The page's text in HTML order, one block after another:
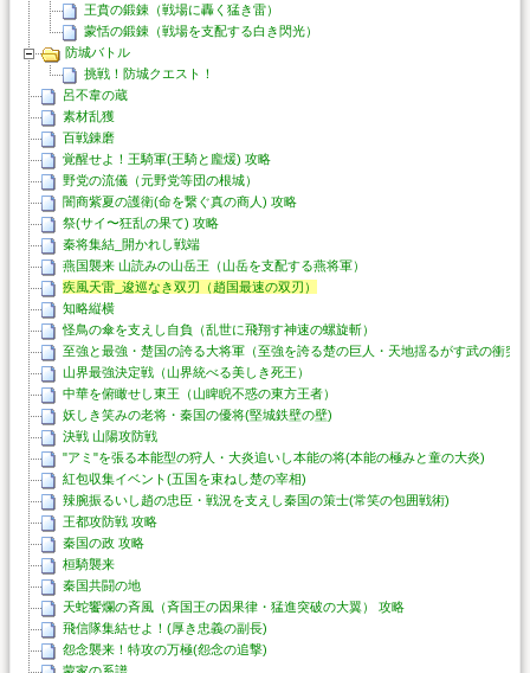
王賁の鍛錬（戦場に轟く猛き雷）
蒙恬の鍛錬（戦場を支配する白き閃光）
防城バトル
挑戦！防城クエスト！
呂不韋の蔵
素材乱獲
百戦錬磨
覚醒せよ！王騎軍(王騎と龐煖) 攻略
野党の流儀（元野党等団の根城）
闇商紫夏の護衛(命を繋ぐ真の商人) 攻略
祭(サイ〜狂乱の果て) 攻略
秦将集結_開かれし戦端
燕国襲来 山読みの山岳王（山岳を支配する燕将軍）
疾風天雷_逡巡なき双刃（趙国最速の双刃）
知略縦横
怪鳥の傘を支えし自負（乱世に飛翔す神速の螺旋斬）
至強と最強・楚国の誇る大将軍（至強を誇る楚の巨人・天地揺るがす武の衝突）
山界最強決定戦（山界統べる美しき死王）
中華を俯瞰せし東王（山睥睨不惑の東方王者）
妖しき笑みの老将・秦国の優将(堅城鉄壁の壁)
決戦 山陽攻防戦
"アミ"を張る本能型の狩人・大炎追いし本能の将(本能の極みと童の大炎)
紅包収集イベント(五国を束ねし楚の宰相)
辣腕振るいし趙の忠臣・戦況を支えし秦国の策士(常笑の包囲戦術)
王都攻防戦 攻略
秦国の政 攻略
桓騎襲来
秦国共闘の地
天蛇饗爛の斉風（斉国王の因果律・猛進突破の大翼） 攻略
飛信隊集結せよ！(厚き忠義の副長)
怨念襲来！特攻の万極(怨念の追撃)